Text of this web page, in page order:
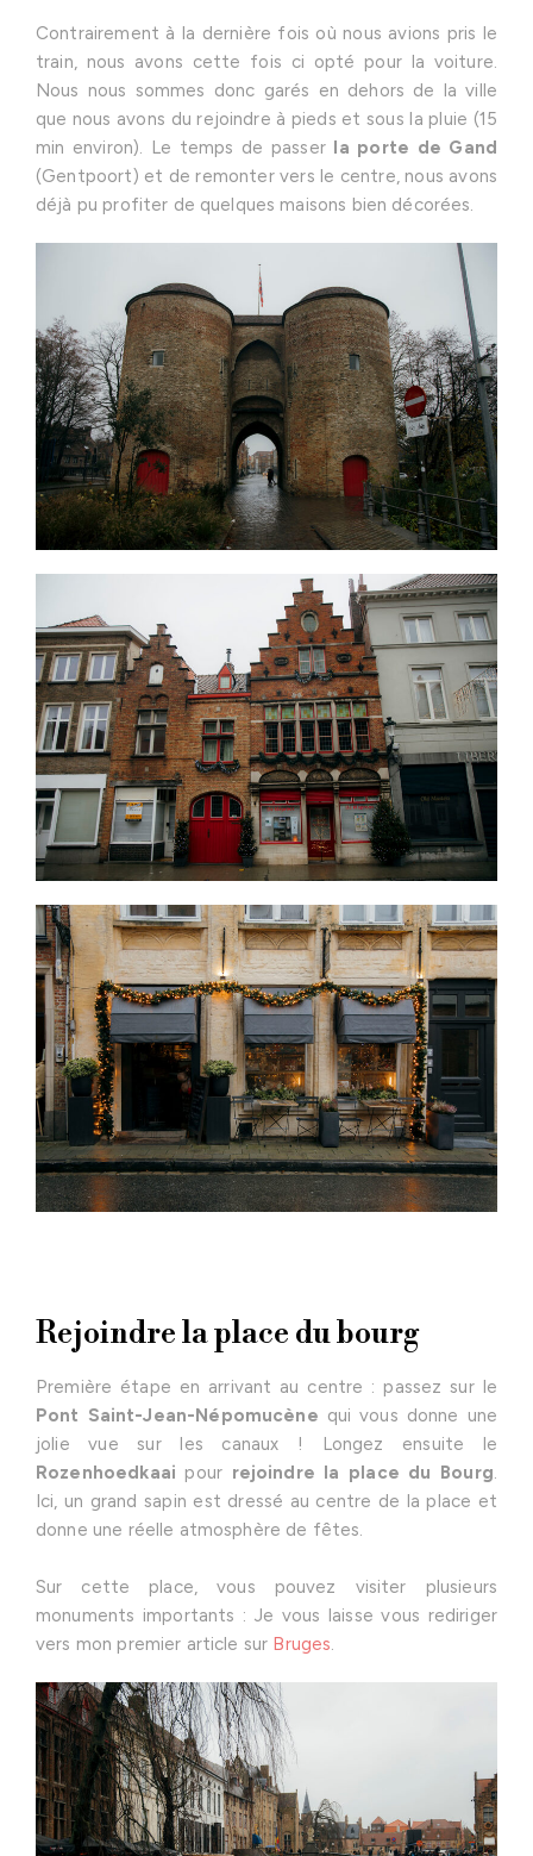
Contrairement à la dernière fois où nous avions pris le
train, nous avons cette fois ci opté pour la voiture.
Nous nous sommes donc garés en dehors de la ville
que nous avons du rejoindre à pieds et sous la pluie (15
min environ). Le temps de passer la porte de Gand
(Gentpoort) et de remonter vers le centre, nous avons
déjà pu profiter de quelques maisons bien décorées.
Rejoindre la place du bourg
Première étape en arrivant au centre : passez sur le
Pont Saint-Jean-Népomucène qui vous donne une
jolie vue sur les canaux ! Longez ensuite le
Rozenhoedkaai pour rejoindre la place du Bourg.
Ici, un grand sapin est dressé au centre de la place et
donne une réelle atmosphère de fêtes.
Sur cette place, vous pouvez visiter plusieurs
monuments importants : Je vous laisse vous rediriger
vers mon premier article sur Bruges.